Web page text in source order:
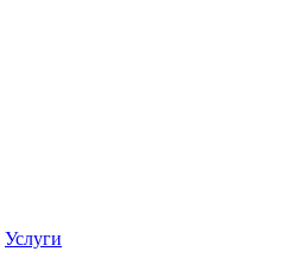
Услуги